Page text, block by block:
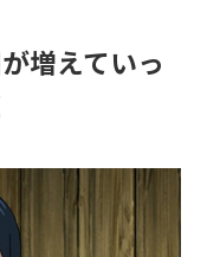
増えていっ